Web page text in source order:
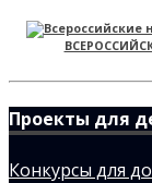
Проекты для
Конкурсы для